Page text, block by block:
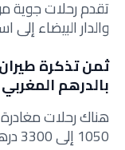
تقدم رحلات جوية
والدار البيضاء إلى
ثمن تذكرة
بالدرهم المغربي
هناك رحلات
1050 إلى 3300 درهم مغربي.